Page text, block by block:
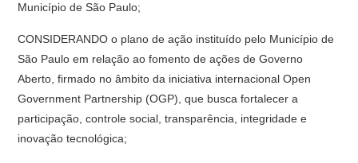
Município de São Paulo;
CONSIDERANDO o plano de ação instituído pelo Município de
São Paulo em relação ao fomento de ações de Governo
Aberto, firmado no âmbito da iniciativa internacional Open
Government Partnership (OGP), que busca fortalecer a
participação, controle social, transparência, integridade e
inovação tecnológica;